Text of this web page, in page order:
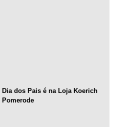
Dia dos Pais é na Loja Koerich
Pomerode